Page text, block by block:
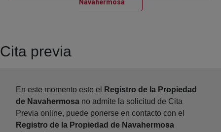
Navahermosa
Cita previa
En este momento este el
Registro de la Propiedad
de Navahermosa no admite la solicitud de Cita
Previa online, puede ponerse en contacto con el
Registro de la Propiedad de Navahermosa